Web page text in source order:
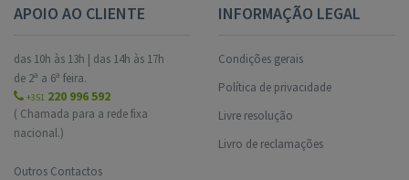
APOIO AO CLIENTE
das 10h às 13h | das 14h às 17h
de 2ª a 6ª feira.
+351 220 996 592
( Chamada para a rede fixa
nacional.)
Outros Contactos
INFORMAÇÃO LEGAL
Condições gerais
Política de privacidade
Livre resolução
Livro de reclamações